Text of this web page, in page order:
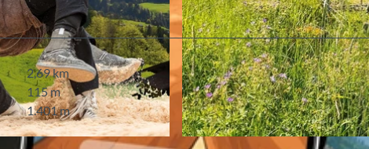
© Rahel Mazenauer, Naturpark Diemtigtal
2,69 km
115 m
1.401 m